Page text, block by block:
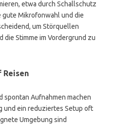
etwa durch Schallschutz
gute Mikrofonwahl und die
um Störquellen
Stimme im Vordergrund zu
Reisen
spontan Aufnahmen machen
und ein reduziertes Setup oft
Umgebung sind